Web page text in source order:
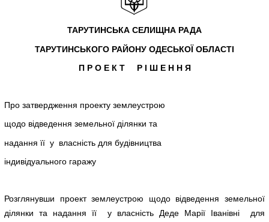
ТАРУТИНСЬКА СЕЛИЩНА РАДА
ТАРУТИНСЬКОГО РАЙОНУ ОДЕСЬКОЇ ОБЛАСТІ
П Р О Е К Т Р І Ш Е Н Н Я
Про затвердження проекту землеустрою
щодо відведення земельної ділянки та
надання її у власність для будівництва
індивідуального гаражу
Розглянувши проект землеустрою щодо відведення земельної
ділянки та надання її у власність Деде Марії Іванівні для